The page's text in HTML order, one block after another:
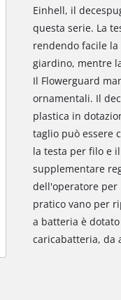
Einhell, il
questa serie. La
rendendo facile
giardino, mentre
Il Flowerguard
ornamentali. Il
plastica in
taglio può essere
la testa per filo e
supplementare
dell'operatore per
pratico vano per
a batteria è
caricabatteria, da